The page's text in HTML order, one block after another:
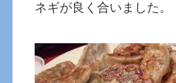
ネギが良く合いました。